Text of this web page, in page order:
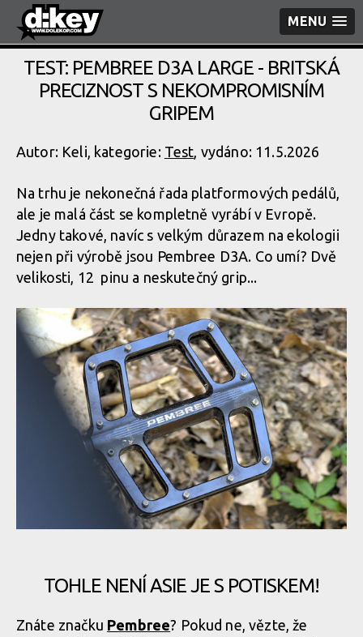
MENU
TEST: PEMBREE D3A LARGE - BRITSKÁ
PRECIZNOST S NEKOMPROMISNÍM
GRIPEM
Autor: Keli, kategorie: Test, vydáno: 11.5.2026
Na trhu je nekonečná řada platformových pedálů,
ale je malá část se kompletně vyrábí v Evropě.
Jedny takové, navíc s velkým důrazem na ekologii
nejen při výrobě jsou Pembree D3A. Co umí? Dvě
velikosti, 12 pinu a neskutečný grip...
TOHLE NENÍ ASIE JE S POTISKEM!
Znáte značku Pembree? Pokud ne, vězte, že